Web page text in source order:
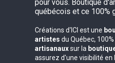
Créations d'ICI est une
artistes du Québec, 100%
artisanauxsur la
assurez d'une visibilité en